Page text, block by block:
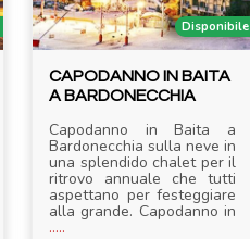
Disponibile
CAPODANNO IN BAITA
A BARDONECCHIA
Capodanno in Baita a
Bardonecchia sulla neve in
una splendido chalet per il
ritrovo annuale che tutti
aspettano per festeggiare
alla grande. Capodanno in
.....